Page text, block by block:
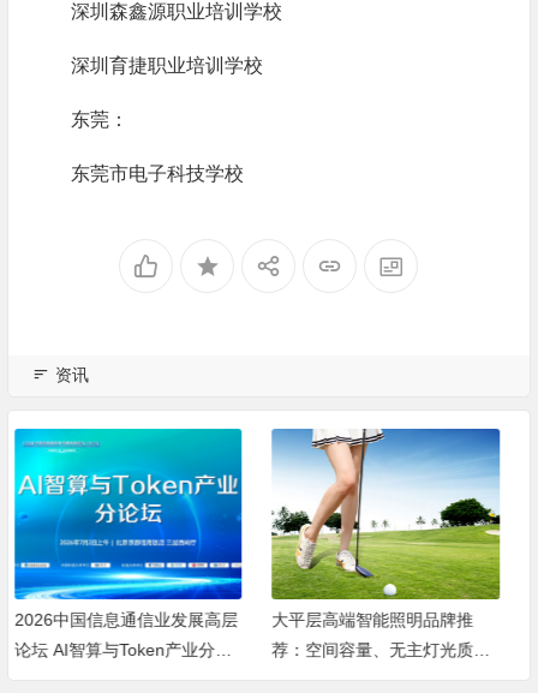
深圳森鑫源职业培训学校
深圳育捷职业培训学校
东莞：
东莞市电子科技学校
资讯
大平层高端智能照明品牌推
荐：空间容量、无主灯光质、
全屋定制、长期售后四个维度
2026高端智能照明品牌怎么
选？专业度、设计、稳定、服
务四大维度深度盘点